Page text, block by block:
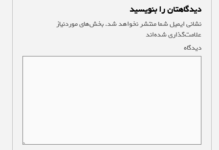
دیدگاهتان را بنویسید
نشانی ایمیل شما منتشر نخواهد شد.بخش‌های موردنیاز
علامت‌گذاری شده‌اند
دیدگاه